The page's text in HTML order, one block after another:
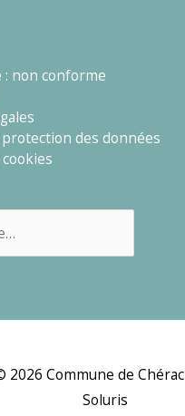
: non conforme
des données
2026 Commune de Chérac
Soluris